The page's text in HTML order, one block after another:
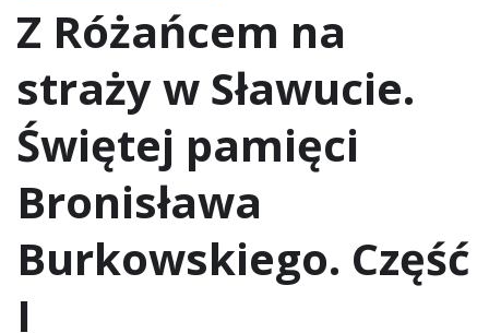
Z Różańcem na
straży w Sławucie.
Świętej pamięci
Bronisława
Burkowskiego. Część
I